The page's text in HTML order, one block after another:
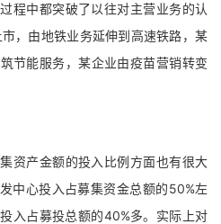
中都突破了以往对主营业务的认
，由地铁业务延伸到高速铁路，某
节能服务，某企业由疫苗营销转变
产金额的投入比例方面也有很大
中心投入占募集资金总额的50%左
入占募投总额的40%多。实际上对